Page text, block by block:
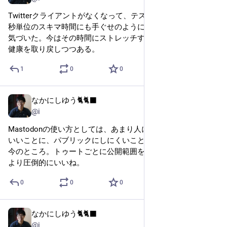
Twitterクライアントがなくなって、テスト動かしてる間とか
秒単位のスキマ時間にも手ぐせのようにTwitter見てたことに
気づいた。今はその時間にストレッチすることにしていて、
健康を取り戻しつつある。
1 0 0
なかにしゆう🐈🐈‍⬛
@i
Mastodonの使い方としては、あまり人に見られていないのを
いいことに、パブリックにしにくいことを言う感じですかね
今のところ。トゥートごとに公開範囲を決めれてこれTwitter
より圧倒的にいいね。
0 0 0
なかにしゆう🐈🐈‍⬛
@i